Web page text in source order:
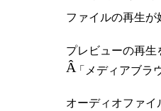
ファイルの再生が
プレビューの再
Â「メディアブラ
オーディオファ